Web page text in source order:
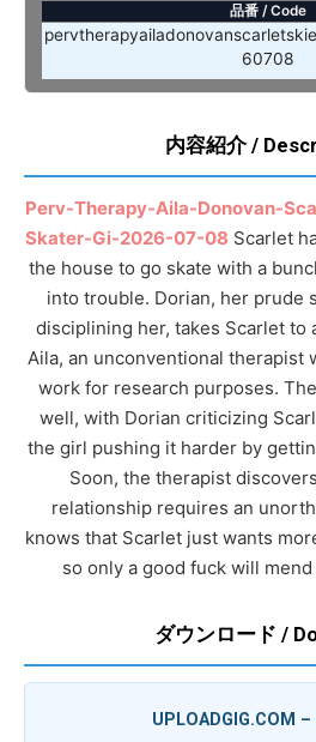
品番 / Code
60708
内容紹介 /
Perv-Therapy-Aila-Donovan-
Skater-Gi-2026-07-08 Scarlet
the house to go skate with a
into trouble. Dorian, her prude
disciplining her, takes Scarlet to
Aila, an unconventional therapist
work for research purposes.
well, with Dorian criticizing
the girl pushing it harder by
Soon, the therapist
relationship requires an
knows that Scarlet just wants
so only a good fuck will
ダウンロード /
UPLOADGIG.COM